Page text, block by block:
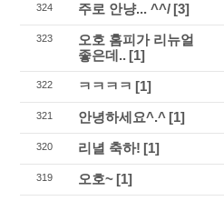
324 주로 안냥... ^^/ [3]
323
오호 홈피가 리뉴얼
좋은데.. [1]
322 ㅋㅋㅋㅋ [1]
321 안녕하세요^.^ [1]
320 리녈 축하! [1]
319 오호~ [1]